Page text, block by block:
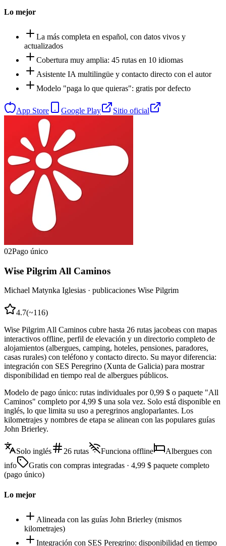
Lo mejor
La más completa en español, con datos vivos y
actualizados
Cobertura muy amplia: 45 rutas en 10 idiomas
Asistente IA multilingüe y contacto directo con el autor
Modelo "paga lo que quieras": gratis por defecto
App Store Google Play Sitio oficial
02Pago único
Wise Pilgrim All Caminos
Michael Matynka Iglesias · publicaciones Wise Pilgrim
4.7(~116)
Wise Pilgrim All Caminos cubre hasta 26 rutas jacobeas con mapas
interactivos offline, perfil de elevación y un directorio completo de
alojamientos (albergues, camping, hoteles, pensiones, paradores,
casas rurales) con teléfono y contacto directo. Su mayor diferencia:
integración con SES Peregrino (Xunta de Galicia) para mostrar
disponibilidad en tiempo real de albergues públicos.
Modelo de pago único: rutas individuales por 0,99 $ o paquete "All
Caminos" completo por 4,99 $ una sola vez. Solo está disponible en
inglés, lo que limita su uso a peregrinos angloparlantes. Los
kilometrajes y nombres de etapa se alinean con las populares guías
John Brierley.
Solo inglés 26 rutas Funciona offline
Albergues con
info
Gratis con compras integradas · 4,99 $ paquete completo
(pago único)
Lo mejor
Alineada con las guías John Brierley (mismos
kilometrajes)
Integración con SES Peregrino: disponibilidad en tiempo